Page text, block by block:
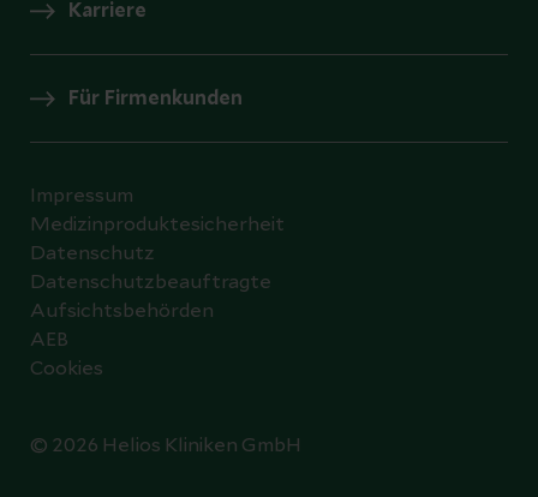
Karriere
Für Firmenkunden
© 2026 Helios Kliniken GmbH
Impressum
Medizinproduktesicherheit
Datenschutz
Datenschutzbeauftragte
Aufsichtsbehörden
AEB
Cookies